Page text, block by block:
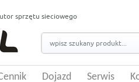
sprzętu sieciowego
Dojazd Serwis